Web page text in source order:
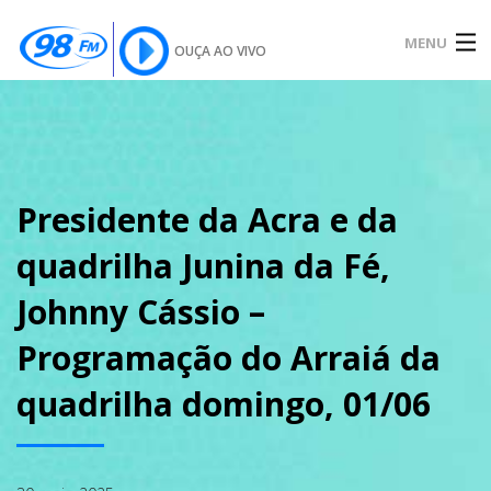
OUÇA AO VIVO MENU
SOBRE
NOTÍCIAS
PODCAST
Presidente da Acra e da
quadrilha Junina da Fé,
Johnny Cássio –
Programação do Arraiá da
quadrilha domingo, 01/06